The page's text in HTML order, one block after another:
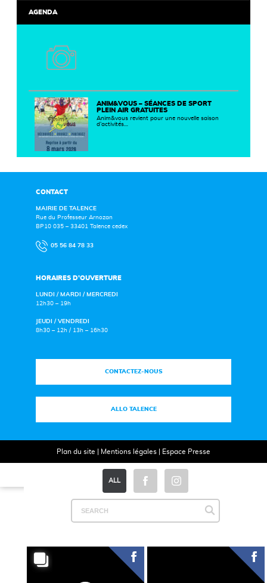
ALL
AGENDA
ANIM&VOUS – SÉANCES DE SPORT
PLEIN AIR GRATUITES
Anim&vous revient pour une nouvelle saison
d’activités…
CONTACT
MAIRIE DE TALENCE
Rue du Professeur Arnozan
BP10 035 – 33401 Talence cedex
05 56 84 78 33
HORAIRES D’OUVERTURE
LUNDI / MARDI / MERCREDI
12h30 – 19h
JEUDI / VENDREDI
8h30 – 12h / 13h – 16h30
CONTACTEZ-NOUS
ALLO TALENCE
Plan du site Mentions légales| Espace Presse